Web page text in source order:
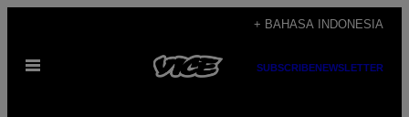
content
+ BAHASA INDONESIA
Open
SUBSCRIBENEWSLETTER